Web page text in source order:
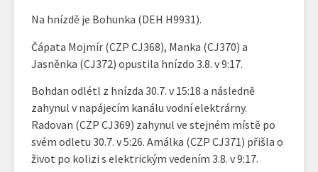
Na hnízdě je Bohunka (DEH H9931).
Čápata Mojmír (CZP CJ368), Manka (CJ370) a
Jasněnka (CJ372) opustila hnízdo 3.8. v 9:17.
Bohdan odlétl z hnízda 30.7. v 15:18 a následně
zahynul v napájecím kanálu vodní elektrárny.
Radovan (CZP CJ369) zahynul ve stejném místě po
svém odletu 30.7. v 5:26. Amálka (CZP CJ371) přišla o
život po kolizi s elektrickým vedením 3.8. v 9:17.